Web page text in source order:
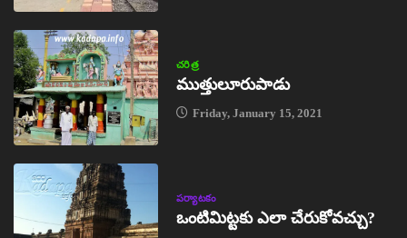
చరిత్ర
ముత్తులూరుపాడు
Friday, January 15, 2021
పర్యాటకం
ఒంటిమిట్టకు ఎలా చేరుకోవచ్చు?